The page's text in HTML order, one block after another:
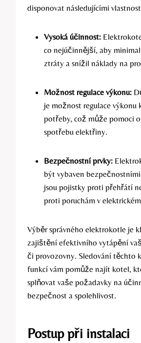
disponovat následujícími
Vysoká účinnost:
co nejúčinnější, aby
⁤ztráty a snížil náklady na
Možnost regulace výkonu:
je možnost regulace výkonu
potřeby, což může pomoci
spotřebu elektřiny.
Bezpečnostní prvky:
být vybaven bezpečnostními
jsou pojistky proti přehřátí
proti poruchám v
Výběr správného elektrokotle‌ je
zajištění efektivního vytápění
či provozovny. Sledování těchto
funkcí vám pomůže najít kotel,
splňovat vaše požadavky na
bezpečnost a ‌spolehlivost.
Postup při instalaci